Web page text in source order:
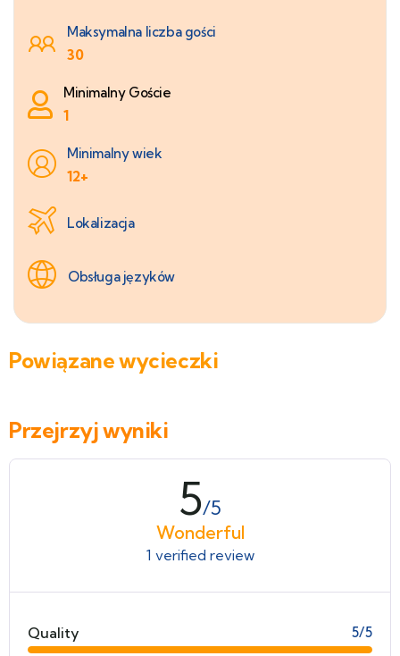
Maksymalna liczba gości
30
Minimalny Goście
1
Minimalny wiek
12+
Lokalizacja
Obsługa języków
Powiązane wycieczki
Przejrzyj wyniki
5/5
Wonderful
1 verified review
Quality 5/5